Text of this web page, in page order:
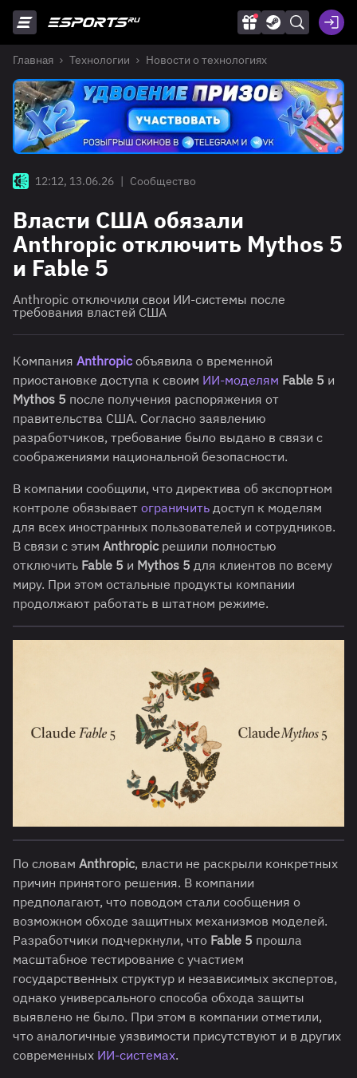
Главная Технологии Новости о технологиях
12:12, 13.06.26 | Сообщество
Власти США обязали
Anthropic отключить Mythos 5
и Fable 5
Anthropic отключили свои ИИ-системы после
требования властей США
Компания Anthropic объявила о временной
приостановке доступа к своим ИИ-моделям Fable 5 и
Mythos 5 после получения распоряжения от
правительства США. Согласно заявлению
разработчиков, требование было выдано в связи с
соображениями национальной безопасности.
В компании сообщили, что директива об экспортном
контроле обязывает ограничить доступ к моделям
для всех иностранных пользователей и сотрудников.
В связи с этим Anthropic решили полностью
отключить Fable 5 и Mythos 5 для клиентов по всему
миру. При этом остальные продукты компании
продолжают работать в штатном режиме.
По словам Anthropic, власти не раскрыли конкретных
причин принятого решения. В компании
предполагают, что поводом стали сообщения о
возможном обходе защитных механизмов моделей.
Разработчики подчеркнули, что Fable 5 прошла
масштабное тестирование с участием
государственных структур и независимых экспертов,
однако универсального способа обхода защиты
выявлено не было. При этом в компании отметили,
что аналогичные уязвимости присутствуют и в других
современных ИИ-системах.